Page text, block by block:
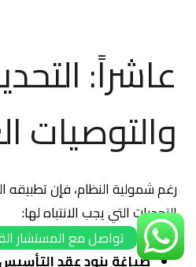
عاشراً:
والتوصيات
رغم شمولية النظام، فإن
التحديات التي يجب الانتباه لها:
صياغة بنود عقد
تواصل مع المستشار